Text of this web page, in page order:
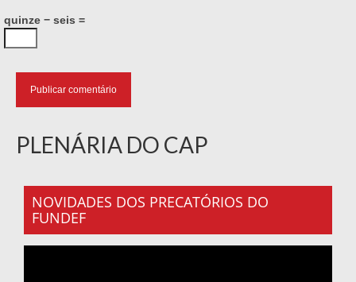
quinze − seis =
PLENÁRIA DO CAP
NOVIDADES DOS PRECATÓRIOS DO
FUNDEF